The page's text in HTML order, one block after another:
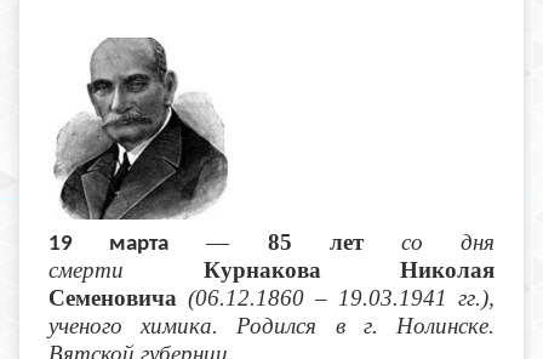
19 марта — 85 летсо дня
смерти Курнакова Николая
Семеновича (06.12.1860 – 19.03.1941 гг.),
ученого химика. Родился в г. Нолинске.
Вятской губернии.